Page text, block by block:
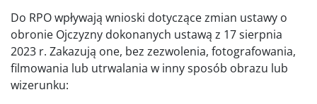
Do RPO wpływają wnioski dotyczące zmian ustawy o
obronie Ojczyzny dokonanych ustawą z 17 sierpnia
2023 r. Zakazują one, bez zezwolenia, fotografowania,
filmowania lub utrwalania w inny sposób obrazu lub
wizerunku: